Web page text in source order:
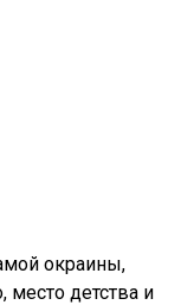
окраины,
место детства и